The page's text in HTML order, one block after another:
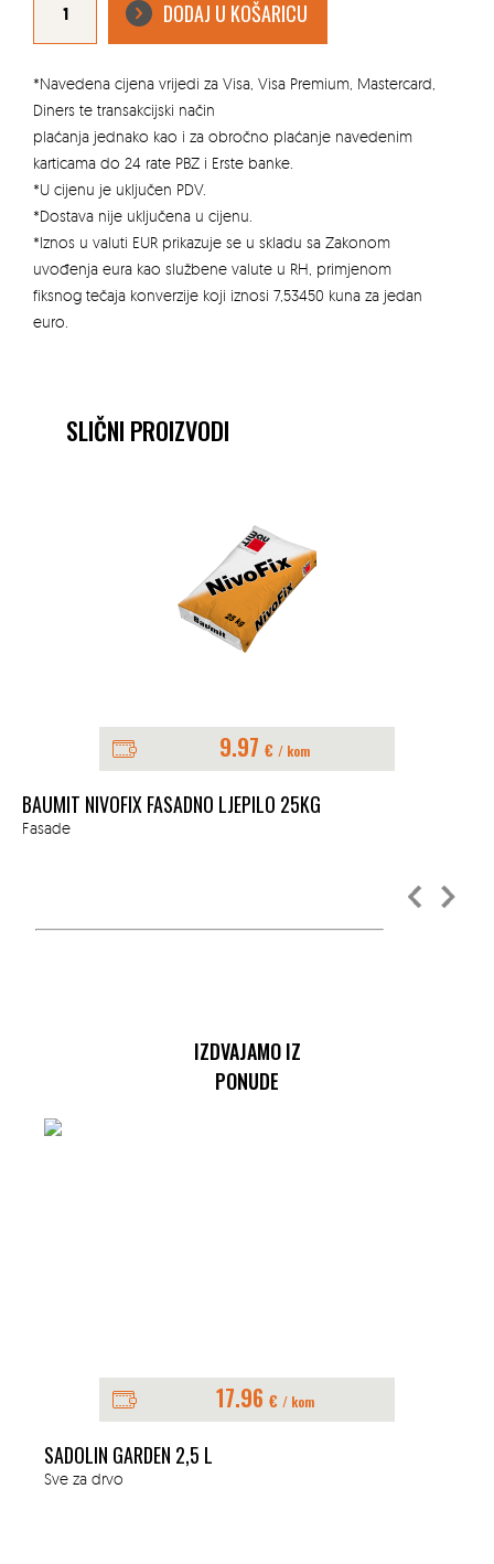
OKAPNI
količina
DODAJ U KOŠARICU
*Navedena cijena vrijedi za Visa, Visa Premium, Mastercard,
Diners te transakcijski način
plaćanja jednako kao i za obročno plaćanje navedenim
karticama do 24 rate PBZ i Erste banke.
*U cijenu je uključen PDV.
*Dostava nije uključena u cijenu.
*Iznos u valuti EUR prikazuje se u skladu sa Zakonom
uvođenja eura kao službene valute u RH, primjenom
fiksnog tečaja konverzije koji iznosi 7,53450 kuna za jedan
euro.
SLIČNI PROIZVODI
9.97 € / kom
BAUMIT NIVOFIX FASADNO LJEPILO 25KG
Fasade
IZDVAJAMO IZ
PONUDE
17.96 € / kom
SADOLIN GARDEN 2,5 L
Sve za drvo